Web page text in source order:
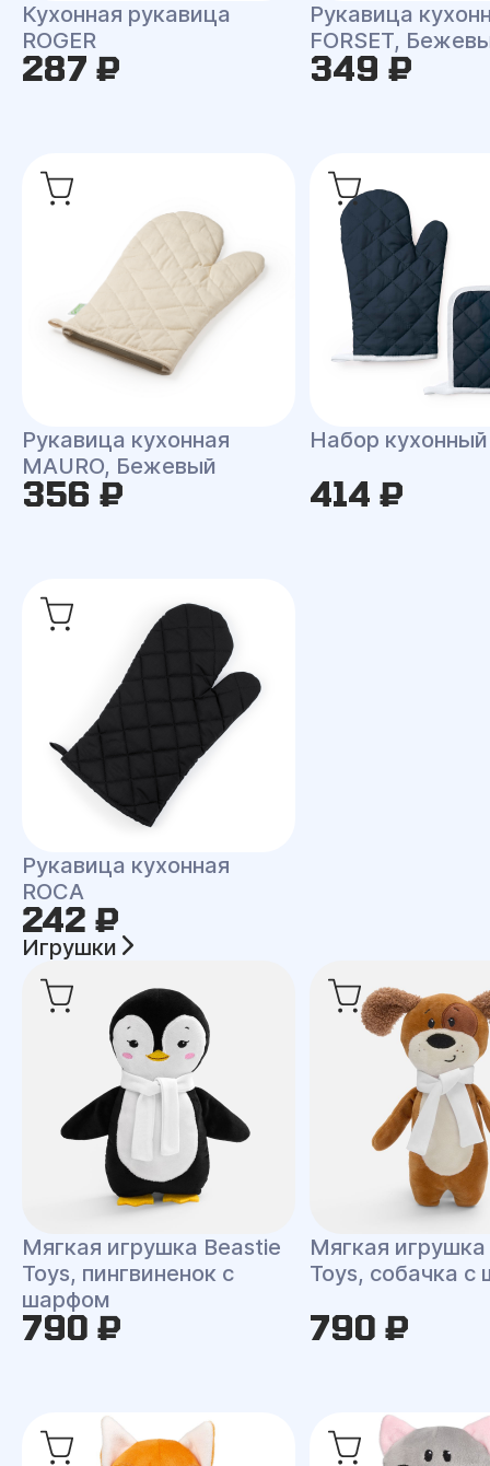
Кухонная рукавица
ROGER
287 ₽
Рукавица
FORSET,
349 ₽
Рукавица кухонная
MAURO, Бежевый
356 ₽
Набор кухонный
414 ₽
Рукавица кухонная
ROCA
242 ₽
Игрушки
Мягкая игрушка Beastie
Toys, пингвиненок с
шарфом
790 ₽
Мягкая
Toys, собачка
790 ₽